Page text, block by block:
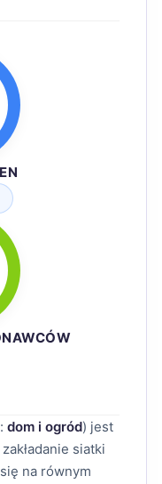
dom i ogród) jest
siatki
na równym